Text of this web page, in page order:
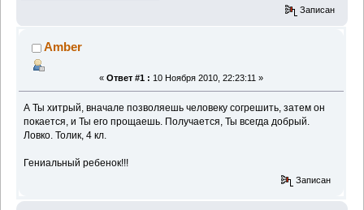
Записан
Amber
« Ответ #1 : 10 Ноября 2010, 22:23:11 »
А Ты хитрый, вначале позволяешь человеку согрешить, затем он
покается, и Ты его прощаешь. Получается, Ты всегда добрый.
Ловко. Толик, 4 кл.
Гениальный ребенок!!!
Записан